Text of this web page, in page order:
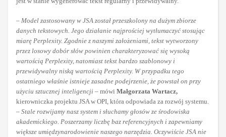
– Model zastosowany w JSA został przeszkolony na dużym zbiorze
danych tekstowych. Jego działanie najprościej wytłumaczyć stosując
miarę Perplexity. Zgodnie z naszymi założeniami, tekst wytworzony
przez losowy dobór słów powinien charakteryzować się wysoką
wartością Perplexity, natomiast tekst bardzo szablonowy i
przewidywalny niską wartością Perplexity. W przypadku tego
ostatniego właśnie istnieje zasadne podejrzenie, że powstał on przy
użyciu sztucznej inteligencji – mówi Małgorzata Wartacz,
kierowniczka projektu JSA w OPI, która odpowiada za rozwój systemu.
– Stale rozwijamy nasz system i słuchamy głosów ze środowiska
akademickiego. Poszerzamy liczbę baz referencyjnych i zapewniamy
większe umiędzynarodowienie naszego narzędzia. Oczywiście JSA nie